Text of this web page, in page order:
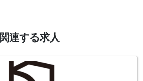
関連する求人